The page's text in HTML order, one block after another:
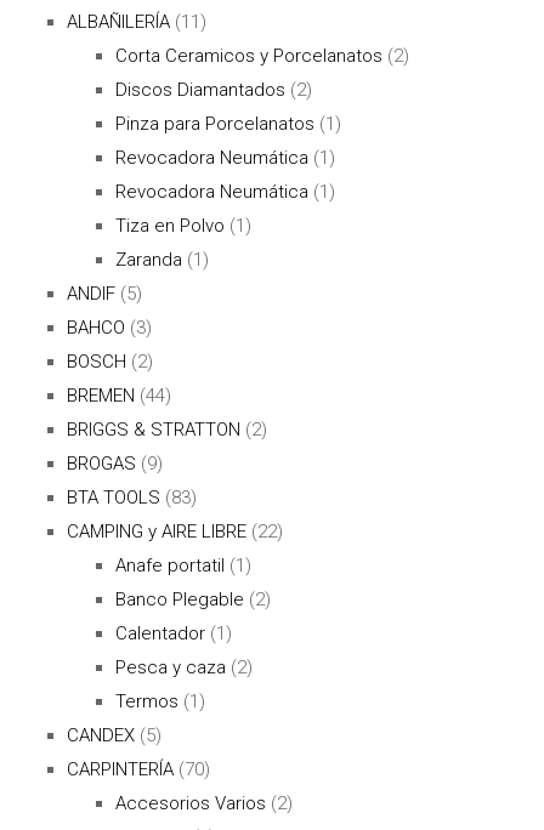
ALBAÑILERÍA (11)
Corta Ceramicos y Porcelanatos (2)
Discos Diamantados (2)
Pinza para Porcelanatos (1)
Revocadora Neumática (1)
Revocadora Neumática (1)
Tiza en Polvo (1)
Zaranda (1)
ANDIF (5)
BAHCO (3)
BOSCH (2)
BREMEN (44)
BRIGGS & STRATTON (2)
BROGAS (9)
BTA TOOLS (83)
CAMPING y AIRE LIBRE (22)
Anafe portatil (1)
Banco Plegable (2)
Calentador (1)
Pesca y caza (2)
Termos (1)
CANDEX (5)
CARPINTERÍA (70)
Accesorios Varios (2)